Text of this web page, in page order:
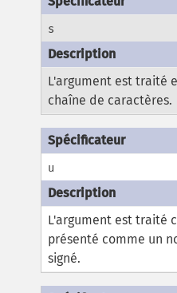
s
L'argument est traité
chaîne de caractères.
u
L'argument est traité
présenté comme un
signé.